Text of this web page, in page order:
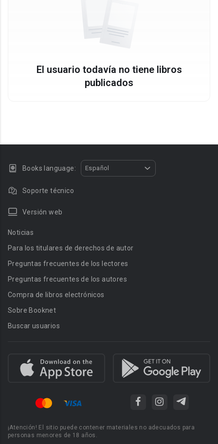
El usuario todavía no tiene libros
publicados
Books language: Español
Soporte técnico
Versión web
Noticias
Para los titulares de derechos de autor
Preguntas frecuentes de los lectores
Preguntas frecuentes de los autores
Compra de libros electrónicos
Sobre Booknet
Buscar usuarios
¡Atención! El sitio puede contener materiales no adecuados para
personas menores de 18 años.